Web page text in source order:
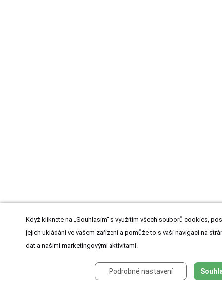
Když kliknete na „Souhlasím“ s využitím všech souborů cookies,
jejich ukládání ve vašem zařízení a pomůže to s vaší navigací na
dat a našimi marketingovými aktivitami.
Podrobné nastavení